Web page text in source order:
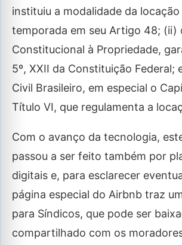
instituiu a modalidade da
temporada em seu Artigo 48; (ii)
Constitucional à Propriedade,
5º, XXII da Constituição Federal;
Civil Brasileiro, em especial o
Título VI, que regulamenta a
Com o avanço da tecnologia,
passou a ser feito também por
digitais e, para esclarecer
página especial do Airbnb traz
para Síndicos, que pode ser
compartilhado com os